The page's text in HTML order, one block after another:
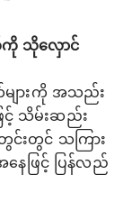
ကို သိုလှောင်
ျားကို အသည်း
င့် သိမ်းဆည်း
းတွင် သကြား
ေဖြင့် ပြန်လည်